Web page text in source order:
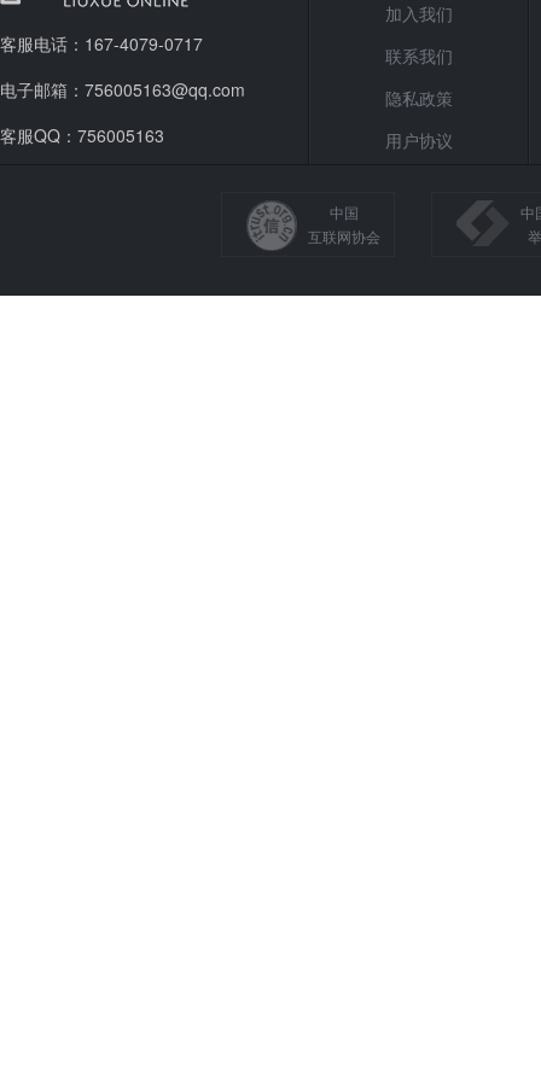
客服电话：167-4079-0717
电子邮箱：756005163@qq.com
客服QQ：756005163
加入我们
联系我们
隐私政策
用户协议
中国
互联网协会
中